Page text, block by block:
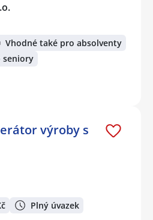
Vhodné také pro absolventy
seniory
výroby s
Plný úvazek